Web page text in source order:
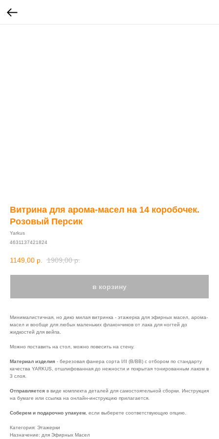
Витрина для арома-масел на 14 коробочек.
Розовый Персик
Yarkus
4631137421824
1149,00 р. 1909,00 р.
в корзину
Минималистичная, но дико милая витринка - этажерка для эфирных масел, арома-
масел и вообще для любых маленьких флакончиков от лака для ногтей до
жидкостей для вейпа.
Можно поставить на стол, можно повесить на стену.
Материал изделия - березовая фанера сорта I/II (B/BB) с отбором по стандарту
качества YARKUS, отшлифованная до нежности и покрытая тонированным лаком в
3 слоя.
Отправляется в виде комплекта деталей для самостоятельной сборки. Инструкция
на бумаге или ссылка на онлайн-инструкцию прилагается.
Соберем и подарочно упакуем , если выберете соответствующую опцию.
Категория: Этажерки
Назначение: для Эфирных Масел